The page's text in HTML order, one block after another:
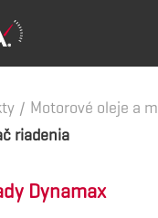
/ Motorové oleje a
riadenia
Dynamax